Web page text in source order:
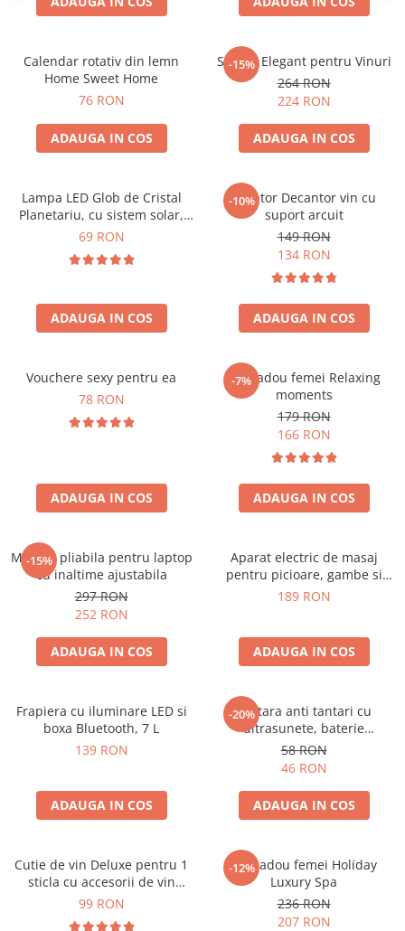
Calendar rotativ din lemn
Home Sweet Home
76 RON
ADAUGA IN COS
-15%
Suport Elegant pentru Vinuri
264 RON
224 RON
ADAUGA IN COS
Lampa LED Glob de Cristal
Planetariu, cu sistem solar,
cadou captivant
69 RON
ADAUGA IN COS
-10%
Aerator Decantor vin cu
suport arcuit
149 RON
134 RON
ADAUGA IN COS
Vouchere sexy pentru ea
78 RON
ADAUGA IN COS
-7%
Set cadou femei Relaxing
moments
179 RON
166 RON
ADAUGA IN COS
-15%
Masuta pliabila pentru laptop
cu inaltime ajustabila
297 RON
252 RON
ADAUGA IN COS
Aparat electric de masaj
pentru picioare, gambe si
brate
189 RON
ADAUGA IN COS
Frapiera cu iluminare LED si
boxa Bluetooth, 7 L
139 RON
ADAUGA IN COS
-20%
Bratara anti tantari cu
ultrasunete, baterie
reincarcabila 90mAh
58 RON
46 RON
ADAUGA IN COS
Cutie de vin Deluxe pentru 1
sticla cu accesorii de vin
incluse piele ecologica de
99 RON
-12%
Set cadou femei Holiday
Luxury Spa
236 RON
207 RON